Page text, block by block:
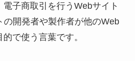
子商取引を行うWebサイト
の開発者や製作者が他のWeb
で使う言葉です。